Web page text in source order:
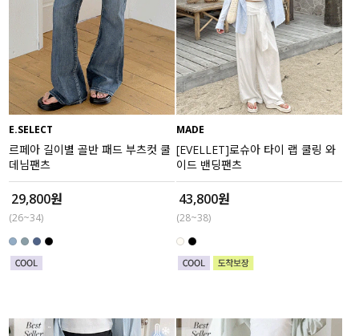
E.SELECT
르페아 길이별 골반 패드 부츠컷 쿨
데님팬츠
29,800원
(26~34)
MADE
[EVELLET]로슈아 타이 랩 쿨링 와
이드 밴딩팬츠
43,800원
(28~38)